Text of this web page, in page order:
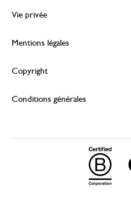
Vie privée
Mentions légales
Copyright
Conditions générales